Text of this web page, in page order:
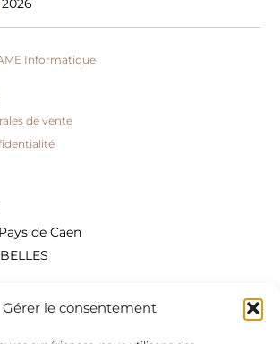
Gérer le consentement
2026
Informatique
de vente
de Caen